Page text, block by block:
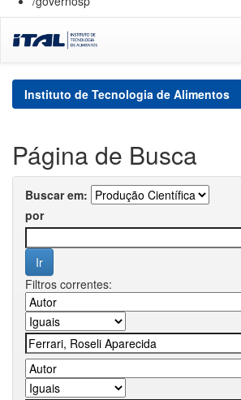
navigation
Instituto de Tecnologia de Alimentos
Página de Busca
Buscar em:
por
Filtros correntes: